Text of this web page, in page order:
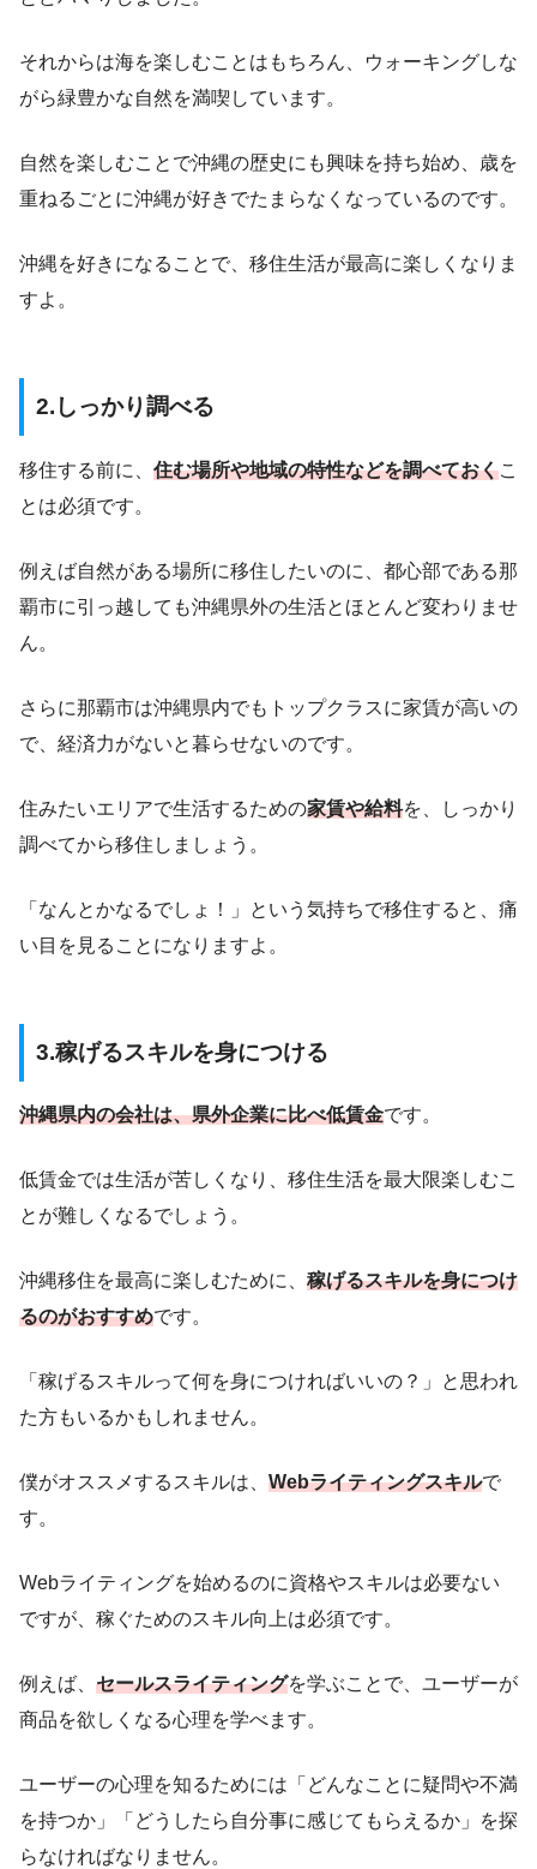
それからは海を楽しむことはもちろん、ウォーキングしな
がら緑豊かな自然を満喫しています。
自然を楽しむことで沖縄の歴史にも興味を持ち始め、歳を
重ねるごとに沖縄が好きでたまらなくなっているのです。
沖縄を好きになることで、移住生活が最高に楽しくなりま
すよ。
2.しっかり調べる
移住する前に、 住む場所や地域の特性などを調べておくこ
とは必須です。
例えば自然がある場所に移住したいのに、都心部である那
覇市に引っ越しても沖縄県外の生活とほとんど変わりませ
ん。
さらに那覇市は沖縄県内でもトップクラスに家賃が高いの
で、経済力がないと暮らせないのです。
住みたいエリアで生活するための家賃や給料を、しっかり
調べてから移住しましょう。
「なんとかなるでしょ！」という気持ちで移住すると、痛
い目を見ることになりますよ。
3.稼げるスキルを身につける
沖縄県内の会社は、県外企業に比べ低賃金です。
低賃金では生活が苦しくなり、移住生活を最大限楽しむこ
とが難しくなるでしょう。
沖縄移住を最高に楽しむために、 稼げるスキルを身につけ
るのがおすすめです。
「稼げるスキルって何を身につければいいの？」と思われ
た方もいるかもしれません。
僕がオススメするスキルは、 Webライティングスキルで
す。
Webライティングを始めるのに資格やスキルは必要ない
ですが、稼ぐためのスキル向上は必須です。
例えば、 セールスライティングを学ぶことで、ユーザーが
商品を欲しくなる心理を学べます。
ユーザーの心理を知るためには「どんなことに疑問や不満
を持つか」「どうしたら自分事に感じてもらえるか」を探
らなければなりません。